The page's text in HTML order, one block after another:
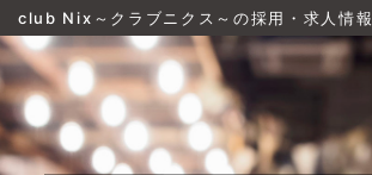
club Nix～クラブニクス～の採用・求人情報